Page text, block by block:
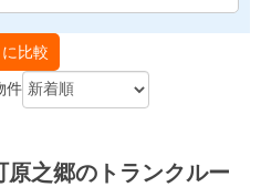
比較
件
之郷のトランクルー